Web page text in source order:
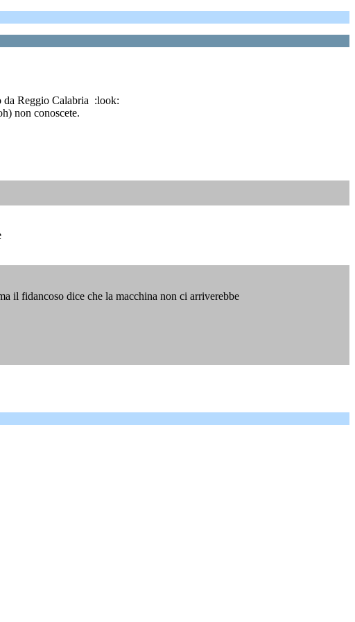
da Reggio Calabria :look:
non conoscete.
il fidancoso dice che la macchina non ci arriverebbe